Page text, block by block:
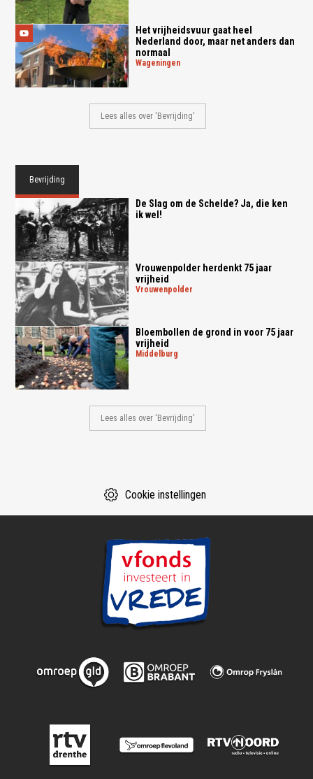
Het vrijheidsvuur gaat heel
Nederland door, maar net anders dan
normaal
wageningen
Lees alles over 'Bevrijding'
Bevrijding
De Slag om de Schelde? Ja, die ken
ik wel!
Vrouwenpolder herdenkt 75 jaar
vrijheid
vrouwenpolder
Bloembollen de grond in voor 75 jaar
vrijheid
middelburg
Lees alles over 'Bevrijding'
Cookie instellingen